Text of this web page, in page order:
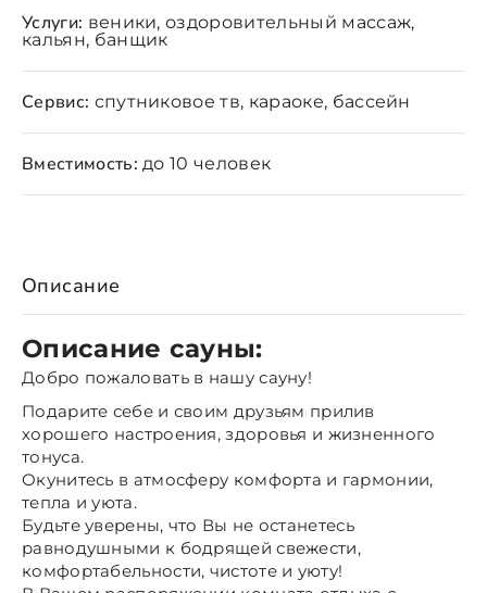
Описание
Описание сауны:
Добро пожаловать в нашу сауну!
Подарите себе и своим друзьям прилив
хорошего настроения, здоровья и жизненного
тонуса.
Окунитесь в атмосферу комфорта и гармонии,
тепла и уюта.
Будьте уверены, что Вы не останетесь
равнодушными к бодрящей свежести,
комфортабельности, чистоте и уюту!
Услуги: веники, оздоровительный массаж,
кальян, банщик
Сервис: спутниковое тв, караоке, бассейн
Вместимость: до 10 человек